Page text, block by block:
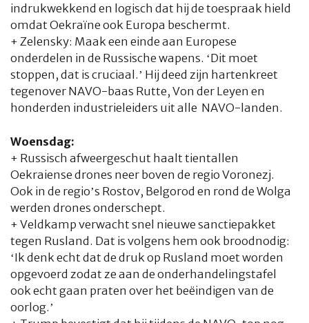
indrukwekkend en logisch dat hij de toespraak hield
omdat Oekraïne ook Europa beschermt.
+ Zelensky: Maak een einde aan Europese
onderdelen in de Russische wapens. ‘Dit moet
stoppen, dat is cruciaal.’ Hij deed zijn hartenkreet
tegenover NAVO-baas Rutte, Von der Leyen en
honderden industrieleiders uit alle NAVO-landen.
Woensdag:
+ Russisch afweergeschut haalt tientallen
Oekraiense drones neer boven de regio Voronezj.
Ook in de regio’s Rostov, Belgorod en rond de Wolga
werden drones onderschept.
+ Veldkamp verwacht snel nieuwe sanctiepakket
tegen Rusland. Dat is volgens hem ook broodnodig:
‘Ik denk echt dat de druk op Rusland moet worden
opgevoerd zodat ze aan de onderhandelingstafel
ook echt gaan praten over het beëindigen van de
oorlog.’